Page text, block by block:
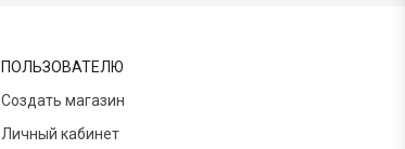
ПОЛЬЗОВАТЕЛЮ
Создать магазин
Личный кабинет